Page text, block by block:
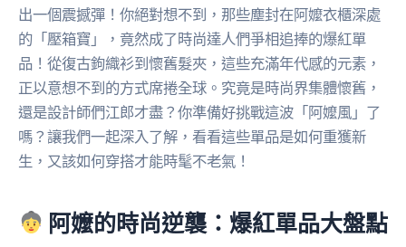
出一個震撼彈！你絕對想不到，那些塵封在阿嬤衣櫃深處
的「壓箱寶」，竟然成了時尚達人們爭相追捧的爆紅單
品！從復古鉤織衫到懷舊髮夾，這些充滿年代感的元素，
正以意想不到的方式席捲全球。究竟是時尚界集體懷舊，
還是設計師們江郎才盡？你準備好挑戰這波「阿嬤風」了
嗎？讓我們一起深入了解，看看這些單品是如何重獲新
生，又該如何穿搭才能時髦不老氣！
阿嬤的時尚逆襲：爆紅單品大盤點